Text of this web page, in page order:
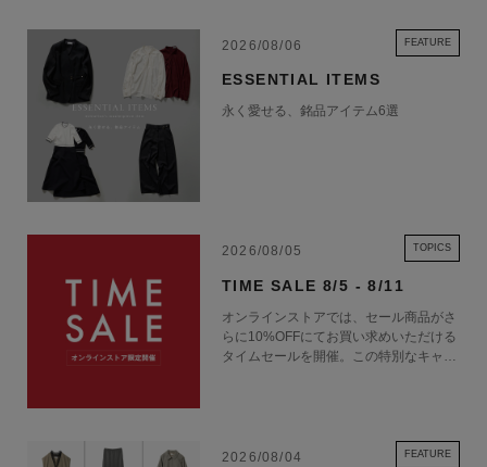
2026/08/06 FEATURE
ESSENTIAL ITEMS
永く愛せる、銘品アイテム6選
2026/08/05 TOPICS
TIME SALE 8/5 - 8/11
オンラインストアでは、セール商品がさ
らに10%OFFにてお買い求めいただける
タイムセールを開催。この特別なキャン
2026/08/04 FEATURE